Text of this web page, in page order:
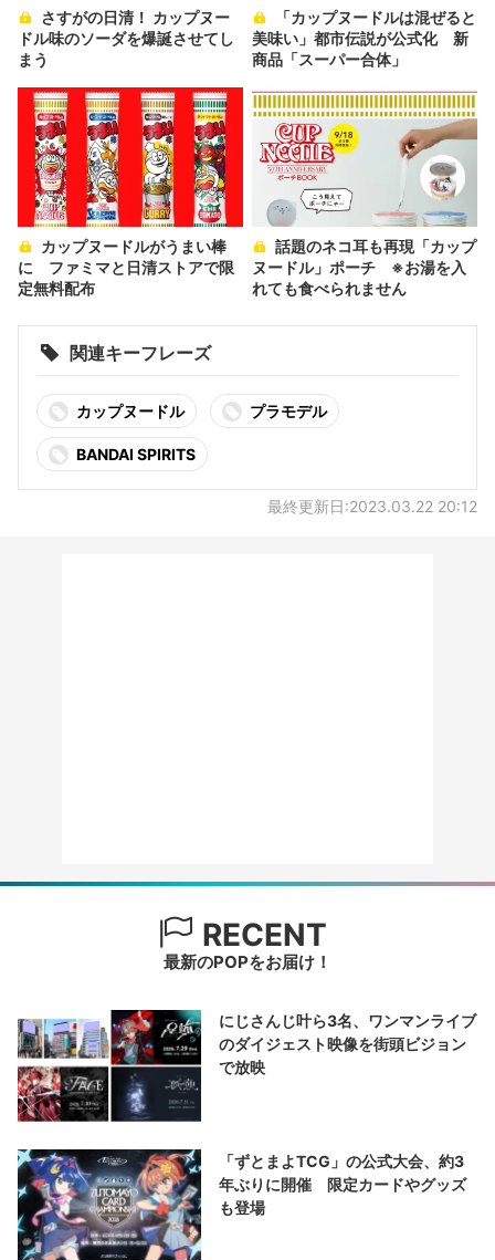
ドル味のソーダを爆誕させてし
まう
美味い」都市伝説が公式化 新
商品「スーパー合体」
に ファミマと日清ストアで限
定無料配布
ヌードル」ポーチ ※お湯を入
れても食べられません
関連キーフレーズ
カップヌードル プラモデル
BANDAI SPIRITS
最終更新日:2023.03.22 20:12
RECENT
最新のPOPをお届け！
にじさんじ叶ら3名、ワンマンライブ
のダイジェスト映像を街頭ビジョン
で放映
「ずとまよTCG」の公式大会、約3
年ぶりに開催 限定カードやグッズ
も登場